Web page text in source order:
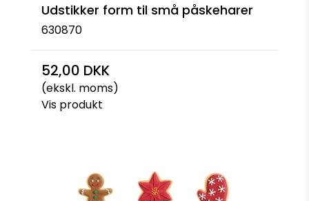
Udstikker form til små påskeharer
630870
52,00 DKK
(ekskl. moms)
Vis produkt